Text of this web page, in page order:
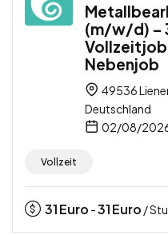
(m/w/d) –
Nebenjob
49536
Deutschland
02/08/
Vollzeit
31Euro -31Euro /